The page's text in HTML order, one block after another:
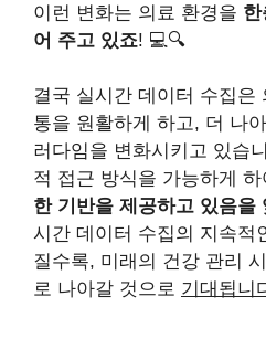
이런 변화는 의료 환경을
어 주고 있죠! 💻🔍
결국 실시간 데이터 수집은
통을 원활하게 하고, 더 나
러다임을 변화시키고 있습
적 접근 방식을 가능하게 하
한 기반을 제공하고 있음을
시간 데이터 수집의 지속적
질수록, 미래의 건강 관리
로 나아갈 것으로 기대됩니